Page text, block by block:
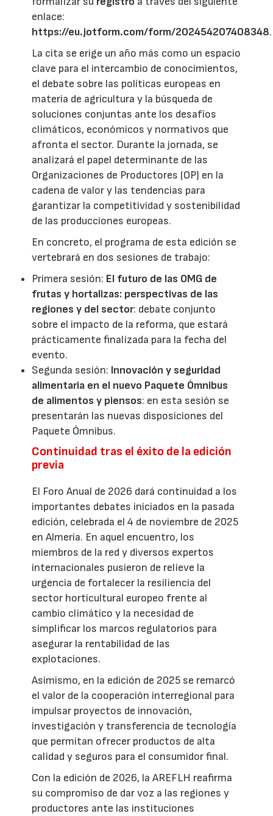
enlace:
https://eu.jotform.com/form/202454207408348.
La cita se erige un año más como un espacio
clave para el intercambio de conocimientos,
el debate sobre las políticas europeas en
materia de agricultura y la búsqueda de
soluciones conjuntas ante los desafíos
climáticos, económicos y normativos que
afronta el sector. Durante la jornada, se
analizará el papel determinante de las
Organizaciones de Productores (OP) en la
cadena de valor y las tendencias para
garantizar la competitividad y sostenibilidad
de las producciones europeas.
En concreto, el programa de esta edición se
vertebrará en dos sesiones de trabajo:
Primera sesión: El futuro de las OMG de
frutas y hortalizas: perspectivas de las
regiones y del sector: debate conjunto
sobre el impacto de la reforma, que estará
prácticamente finalizada para la fecha del
evento.
Segunda sesión: Innovación y seguridad
alimentaria en el nuevo Paquete Ómnibus
de alimentos y piensos: en esta sesión se
presentarán las nuevas disposiciones del
Paquete Ómnibus.
Continuidad tras el éxito de la edición
previa
El Foro Anual de 2026 dará continuidad a los
importantes debates iniciados en la pasada
edición, celebrada el 4 de noviembre de 2025
en Almería. En aquel encuentro, los
miembros de la red y diversos expertos
internacionales pusieron de relieve la
urgencia de fortalecer la resiliencia del
sector horticultural europeo frente al
cambio climático y la necesidad de
simplificar los marcos regulatorios para
asegurar la rentabilidad de las
explotaciones.
Asimismo, en la edición de 2025 se remarcó
el valor de la cooperación interregional para
impulsar proyectos de innovación,
investigación y transferencia de tecnología
que permitan ofrecer productos de alta
calidad y seguros para el consumidor final.
Con la edición de 2026, la AREFLH reafirma
su compromiso de dar voz a las regiones y
productores ante las instituciones